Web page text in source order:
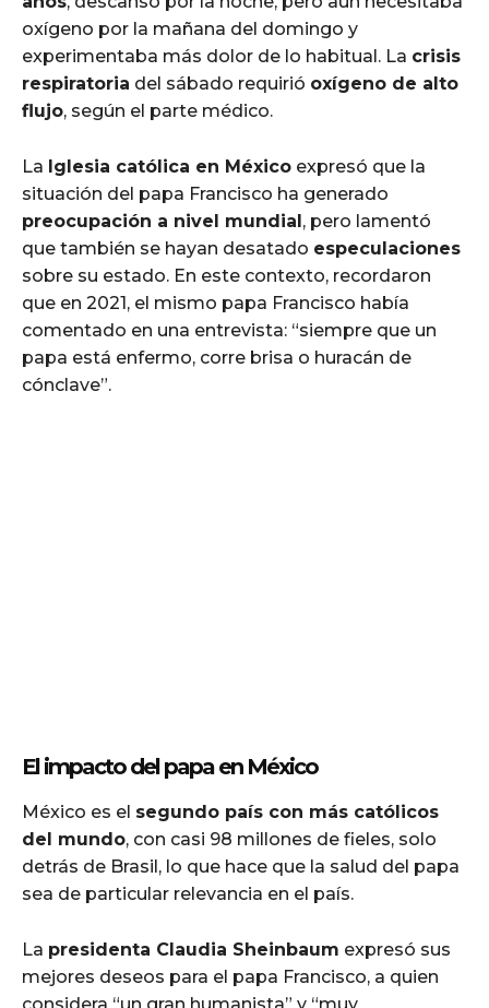
oxígeno por la mañana del domingo y
experimentaba más dolor de lo habitual. La crisis
respiratoria del sábado requirió oxígeno de alto
flujo, según el parte médico.
La Iglesia católica en México expresó que la
situación del papa Francisco ha generado
preocupación a nivel mundial , pero lamentó
que también se hayan desatado especulaciones
sobre su estado. En este contexto, recordaron
que en 2021, el mismo papa Francisco había
comentado en una entrevista: “siempre que un
papa está enfermo, corre brisa o huracán de
cónclave”.
El impacto del papa en México
México es el segundo país con más católicos
del mundo, con casi 98 millones de fieles, solo
detrás de Brasil, lo que hace que la salud del papa
sea de particular relevancia en el país.
La presidenta Claudia Sheinbaum expresó sus
mejores deseos para el papa Francisco, a quien